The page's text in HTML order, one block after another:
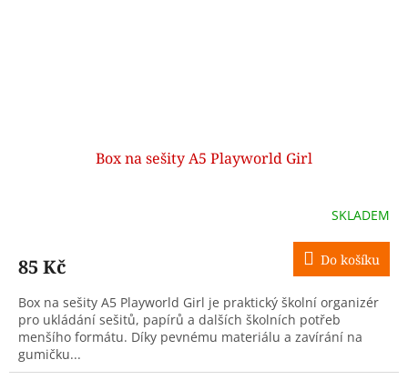
Box na sešity A5 Playworld Girl
SKLADEM
85 Kč Do košíku
Box na sešity A5 Playworld Girl je praktický školní organizér
pro ukládání sešitů, papírů a dalších školních potřeb
menšího formátu. Díky pevnému materiálu a zavírání na
gumičku...